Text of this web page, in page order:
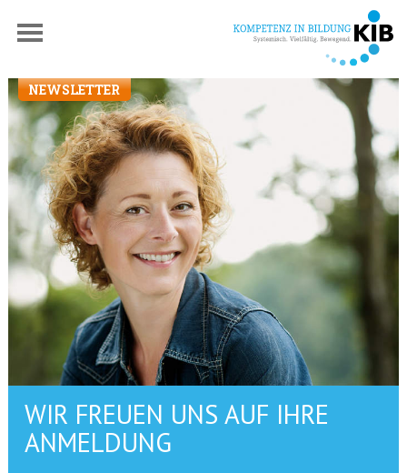
NEWSLETTER
WIR FREUEN UNS AUF IHRE
ANMELDUNG